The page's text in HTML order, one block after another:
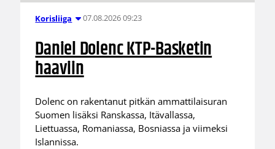
Korisliiga 07.08.2026 09:23
Daniel Dolenc KTP-Basketin
haaviin
Dolenc on rakentanut pitkän ammattilaisuran
Suomen lisäksi Ranskassa, Itävallassa,
Liettuassa, Romaniassa, Bosniassa ja viimeksi
Islannissa.